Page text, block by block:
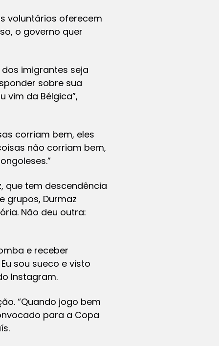
voluntários oferecem
o governo quer
imigrantes seja
sobre sua
vim da Bélgica”,
corriam bem, eles
não corriam bem,
que tem descendência
grupos, Durmaz
Não deu outra:
e receber
sou sueco e visto
Instagram.
“Quando jogo bem
para a Copa